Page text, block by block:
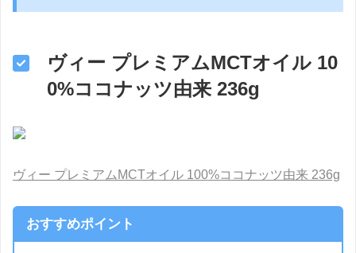
ヴィー プレミアムMCTオイル 10
0%ココナッツ由来 236g
ヴィー プレミアムMCTオイル 100%ココナッツ由来 236g
おすすめポイント